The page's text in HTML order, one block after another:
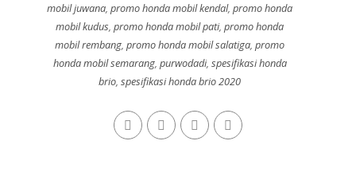
mobil juwana,promo honda mobil kendal,promo honda
mobil kudus,promo honda mobil pati,promo honda
mobil rembang,promo honda mobil salatiga,promo
honda mobil semarang, purwodadi, spesifikasi honda
brio,spesifikasi honda brio 2020